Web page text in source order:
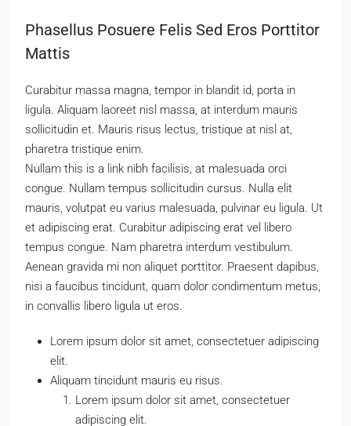
Phasellus Posuere Felis Sed Eros Porttitor
Mattis
Curabitur massa magna, tempor in blandit id, porta in
ligula. Aliquam laoreet nisl massa, at interdum mauris
sollicitudin et. Mauris risus lectus, tristique at nisl at,
pharetra tristique enim.
Nullam this is a link nibh facilisis, at malesuada orci
congue. Nullam tempus sollicitudin cursus. Nulla elit
mauris, volutpat eu varius malesuada, pulvinar eu ligula. Ut
et adipiscing erat. Curabitur adipiscing erat vel libero
tempus congue. Nam pharetra interdum vestibulum.
Aenean gravida mi non aliquet porttitor. Praesent dapibus,
nisi a faucibus tincidunt, quam dolor condimentum metus,
in convallis libero ligula ut eros.
Lorem ipsum dolor sit amet, consectetuer adipiscing
elit.
Aliquam tincidunt mauris eu risus.
Lorem ipsum dolor sit amet, consectetuer
adipiscing elit.